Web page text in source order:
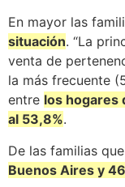
En mayor las
situación. “La
venta de
la más frecuente
entre los hogares
al 53,8%.
De las familias
Buenos Aires y